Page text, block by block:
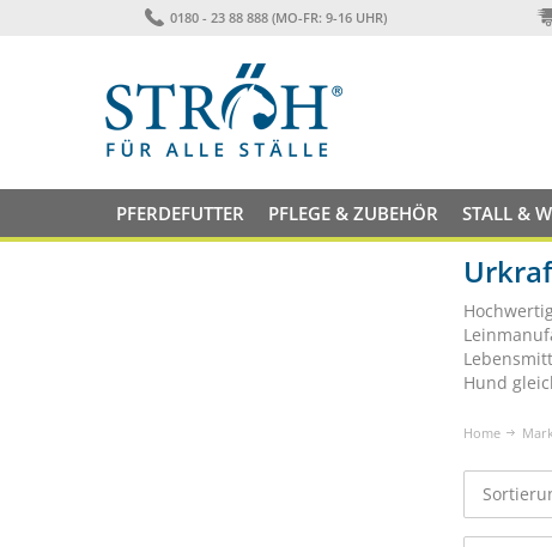
0180 - 23 88 888 (MO-FR: 9-16 UHR)
PFERDEFUTTER PFLEGE & ZUBEHÖR STALL &
Hund
Home